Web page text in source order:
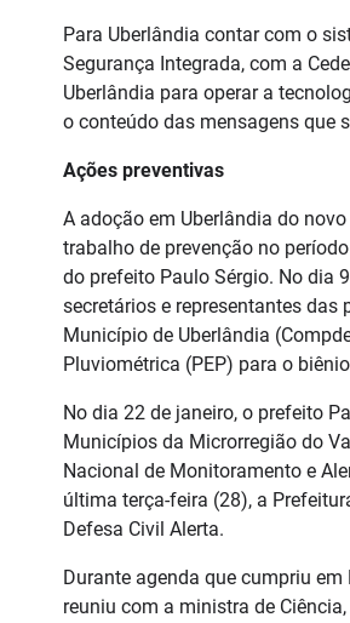
Para Uberlândia contar com o
Segurança Integrada, com a
Uberlândia para operar a
o conteúdo das mensagens que
Ações preventivas
A adoção em Uberlândia do
trabalho de prevenção no
do prefeito Paulo Sérgio. No dia
secretários e representantes
Município de Uberlândia
Pluviométrica (PEP) para o
No dia 22 de janeiro, o prefeito
Municípios da Microrregião do
Nacional de Monitoramento e
última terça-feira (28), a
Defesa Civil Alerta.
Durante agenda que cumpriu
reuniu com a ministra de